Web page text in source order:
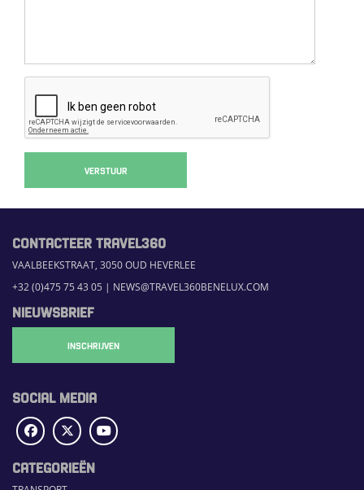
VERSTUUR
CONTACTEER TRAVEL360
VAALBEEKSTRAAT, 3050 OUD HEVERLEE
+32 (0)475 75 43 05 | NEWS@TRAVEL360BENELUX.COM
NIEUWSBRIEF
INSCHRIJVEN
SOCIAL MEDIA
CATEGORIEËN